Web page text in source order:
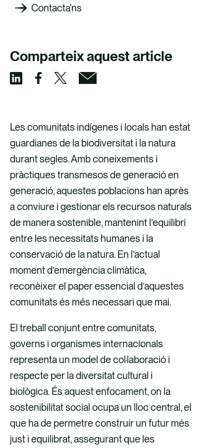
Contacta'ns
Comparteix aquest article
m
p
a
r
t
e
i
x
a
t
r
a
é
s
d
e
L
i
n
k
m
p
a
r
t
e
i
x
a
t
r
a
é
s
d
e
F
a
c
e
m
p
a
r
e
i
x
a
t
r
a
é
s
d
e
X
m
p
a
r
t
e
i
x
p
e
r
c
r
r
e
u
e
l
e
c
Les comunitats indígenes i locals han estat
guardianes de la biodiversitat i la natura
durant segles. Amb coneixements i
pràctiques transmesos de generació en
generació, aquestes poblacions han après
a conviure i gestionar els recursos naturals
de manera sostenible, mantenint l’equilibri
entre les necessitats humanes i la
conservació de la natura. En l’actual
moment d’emergència climàtica,
reconèixer el paper essencial d’aquestes
comunitats és més necessari que mai.
El treball conjunt entre comunitats,
governs i organismes internacionals
representa un model de col·laboració i
respecte per la diversitat cultural i
biològica. És aquest enfocament, on la
sostenibilitat social ocupa un lloc central, el
que ha de permetre construir un futur més
just i equilibrat, assegurant que les